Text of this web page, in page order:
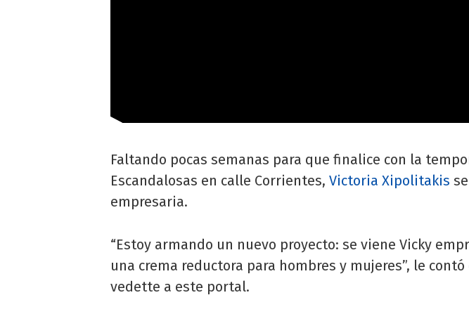
Faltando pocas semanas para que finalice con la
Escandalosas en calle Corrientes, Victoria Xipolitakis
empresaria.
“Estoy armando un nuevo proyecto: se viene Vicky
una crema reductora para hombres y mujeres”, le
vedette a este portal.